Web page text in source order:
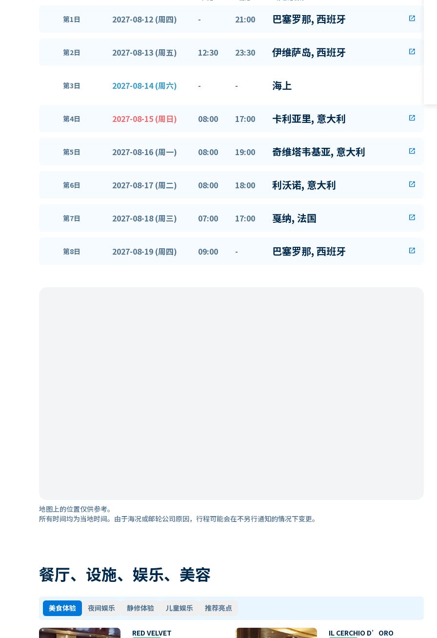
第1日 2027-08-12 (周四) - 21:00 巴塞罗那, 西班牙 open_in_new
第2日 2027-08-13 (周五) 12:30 23:30 伊维萨岛, 西班牙 open_in_new
第3日 2027-08-14 (周六) - - 海上
第4日 2027-08-15 (周日) 08:00 17:00 卡利亚里, 意大利 open_in_new
第5日 2027-08-16 (周一) 08:00 19:00 奇维塔韦基亚, 意大利 open_in_new
第6日 2027-08-17 (周二) 08:00 18:00 利沃诺, 意大利 open_in_new
第7日 2027-08-18 (周三) 07:00 17:00 戛纳, 法国 open_in_new
第8日 2027-08-19 (周四) 09:00 - 巴塞罗那, 西班牙 open_in_new
地图上的位置仅供参考。
所有时间均为当地时间。由于海况或邮轮公司原因，行程可能会在不另行通知的情况下变更。
餐厅、设施、娱乐、美容
美食体验 夜间娱乐 静修体验 儿童娱乐 推荐亮点
RED VELVET IL CERCHIO D’ORO